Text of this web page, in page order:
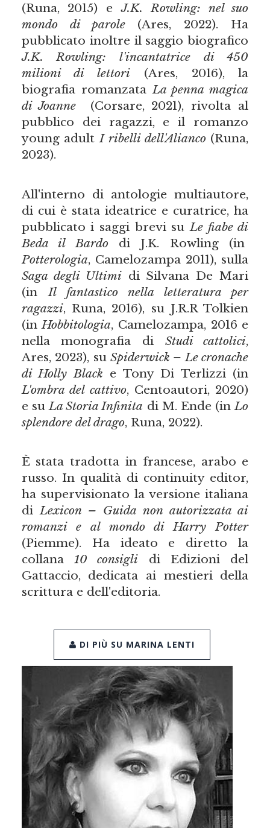
(Runa, 2015) eJ.K. Rowling: nel suo
mondo di parole(Ares, 2022). Ha
pubblicato inoltre il saggio biografico
J.K. Rowling: l'incantatrice di 450
milioni di lettori (Ares, 2016), la
biografia romanzataLa penna magica
di Joanne(Corsare, 2021), rivolta al
pubblico dei ragazzi, e il romanzo
young adultI ribelli dell'Alianco(Runa,
2023).
All'interno di antologie multiautore,
di cui è stata ideatrice e curatrice, ha
pubblicato i saggi brevi suLe fiabe di
Beda il Bardodi J.K. Rowling (in
Potterologia, Camelozampa 2011), sulla
Saga degli Ultimidi Silvana De Mari
(inIl fantastico nella letteratura per
ragazzi, Runa, 2016), su J.R.R Tolkien
(inHobbitologia, Camelozampa, 2016 e
nella monografia di Studi cattolici,
Ares, 2023), su Spiderwick – Le cronache
di Holly Black e Tony Di Terlizzi (in
L'ombra del cattivo, Centoautori, 2020)
e suLa Storia Infinita di M. Ende (inLo
splendore del drago, Runa, 2022).
È stata tradotta in francese, arabo e
russo. In qualità di continuity editor,
ha supervisionato la versione italiana
diLexicon – Guida non autorizzata ai
romanzi e al mondo di Harry Potter
(Piemme). Ha ideato e diretto la
collana10 consigli di Edizioni del
Gattaccio, dedicata ai mestieri della
scrittura e dell'editoria.
DI PIÙ SU MARINA LENTI